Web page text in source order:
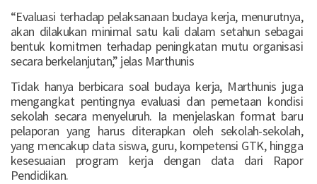
“Evaluasi terhadap pelaksanaan budaya kerja, menurutnya,
akan dilakukan minimal satu kali dalam setahun sebagai
bentuk komitmen terhadap peningkatan mutu organisasi
secara berkelanjutan,” jelas Marthunis
Tidak hanya berbicara soal budaya kerja, Marthunis juga
mengangkat pentingnya evaluasi dan pemetaan kondisi
sekolah secara menyeluruh. Ia menjelaskan format baru
pelaporan yang harus diterapkan oleh sekolah-sekolah,
yang mencakup data siswa, guru, kompetensi GTK, hingga
kesesuaian program kerja dengan data dari Rapor
Pendidikan.